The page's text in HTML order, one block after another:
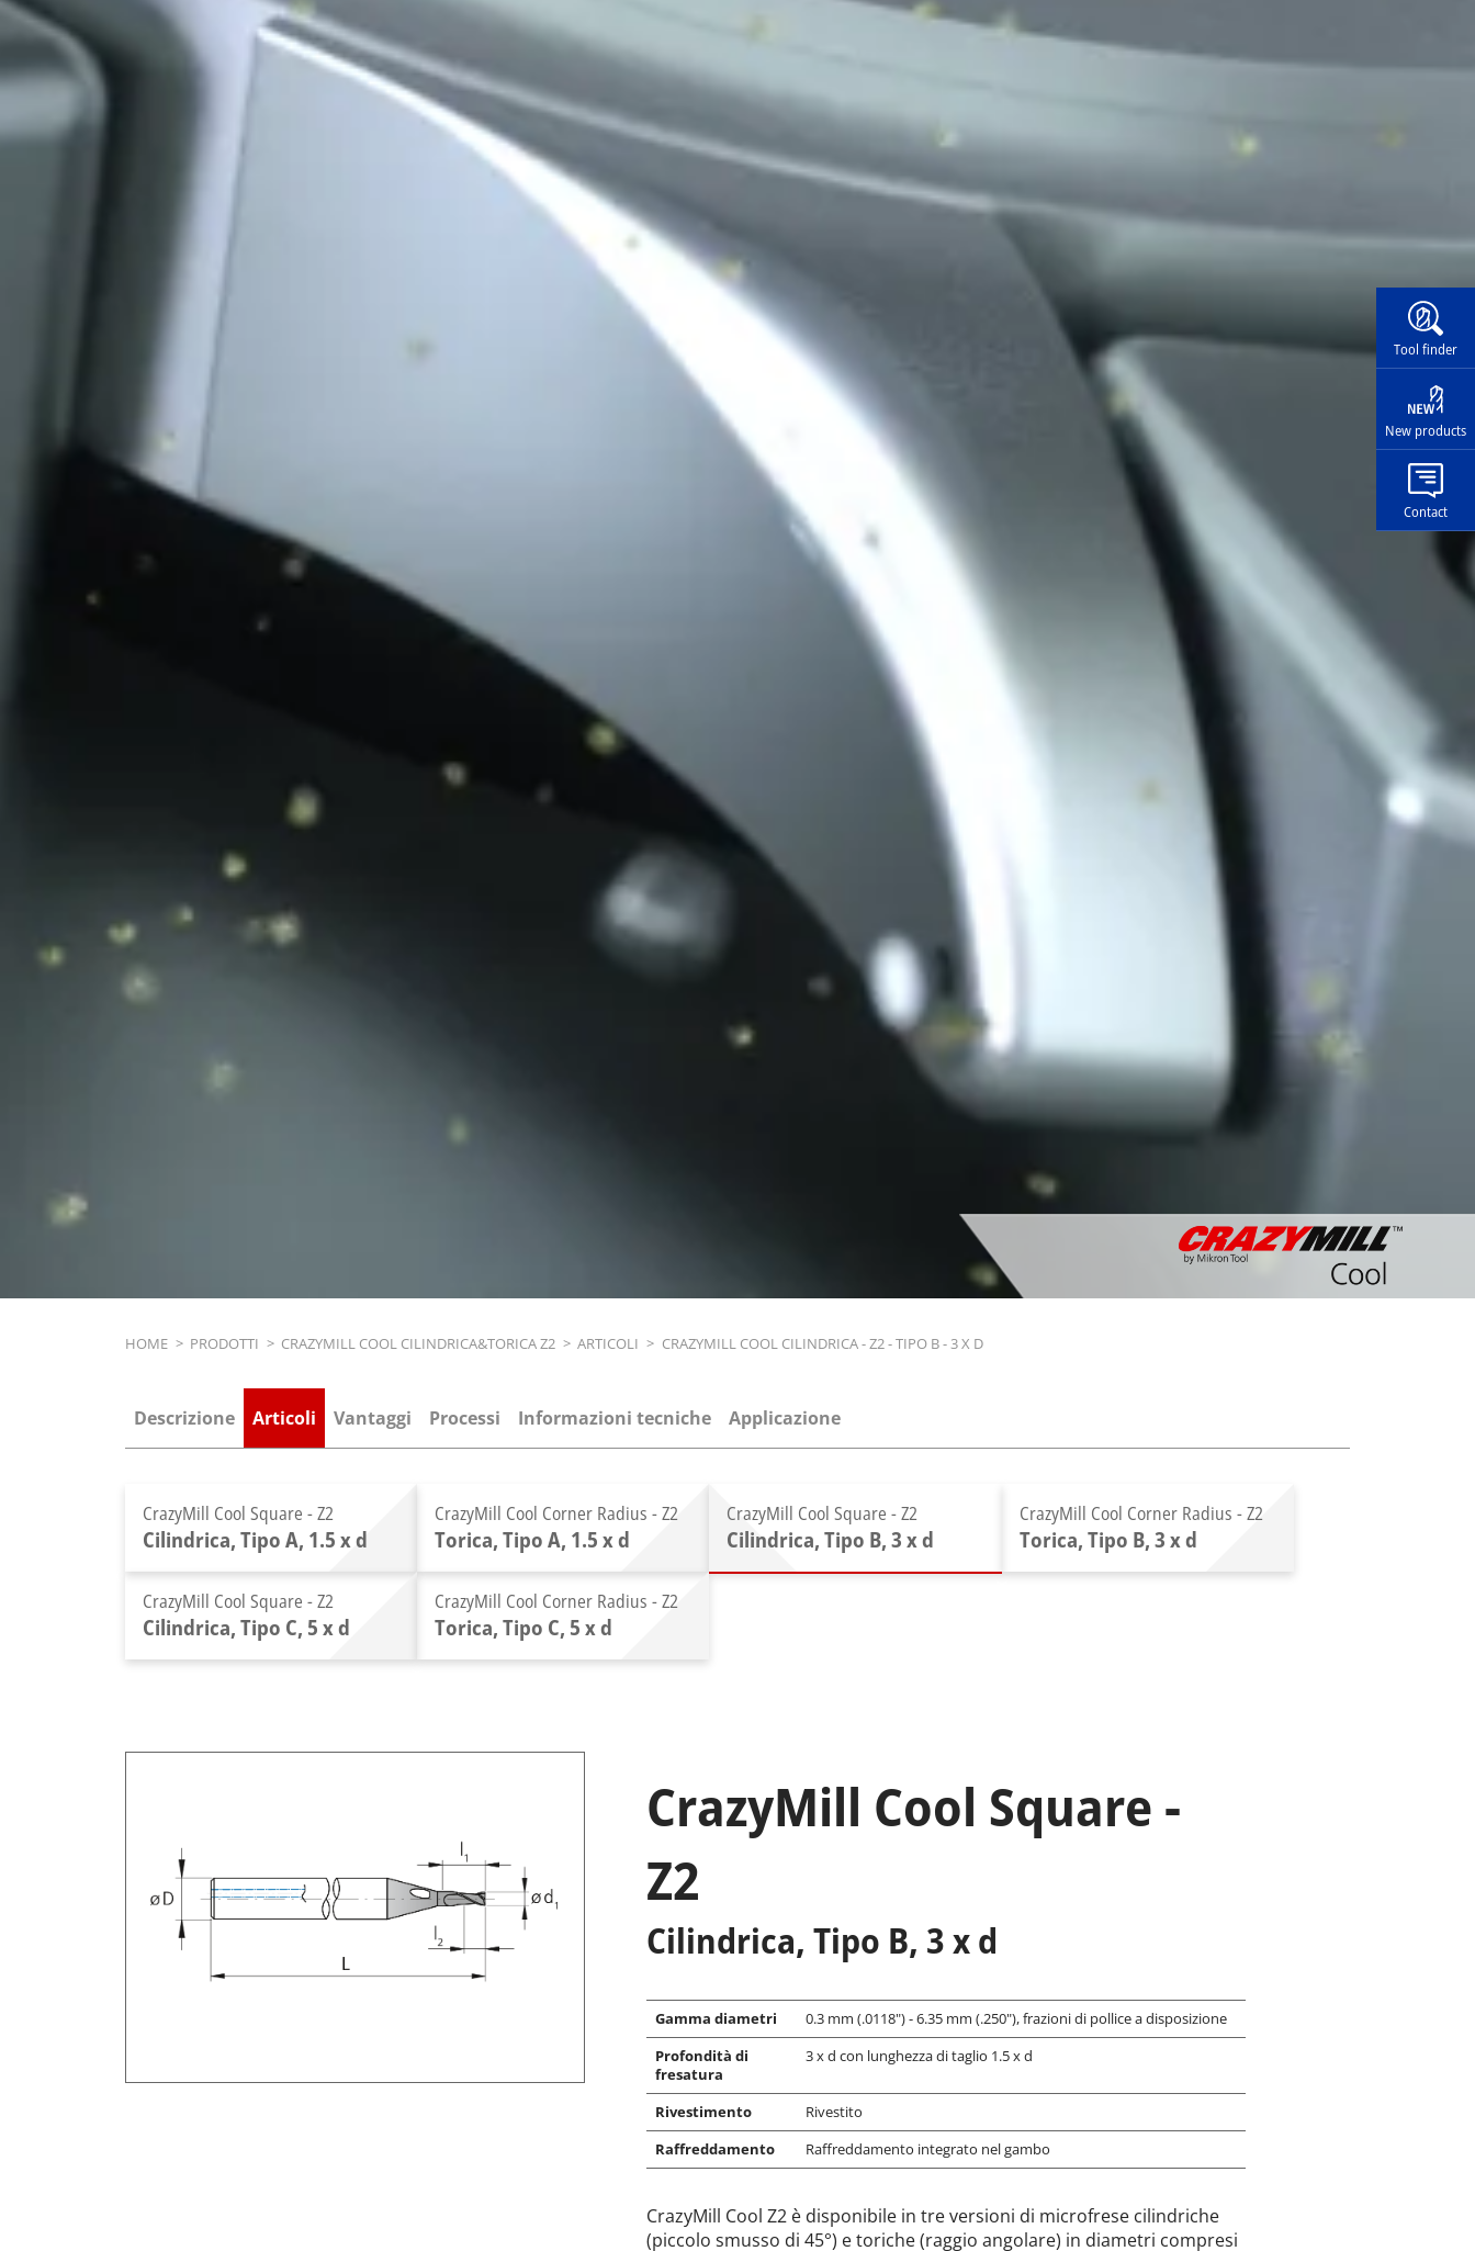
Tool finder
New products
Contact
Breadcrumb
HOME > PRODOTTI > CRAZYMILL COOL CILINDRICA&TORICA Z2 > ARTICOLI > CRAZYMILL COOL CILINDRICA - Z2 - TIPO B - 3 X D
Descrizione Articoli Vantaggi Processi Informazioni tecniche Applicazione
CrazyMill Cool Square - Z2
Cilindrica, Tipo A, 1.5 x d
CrazyMill Cool Corner Radius - Z2
Torica, Tipo A, 1.5 x d
CrazyMill Cool Square - Z2
Cilindrica, Tipo B, 3 x d
CrazyMill Cool Corner Radius - Z2
Torica, Tipo B, 3 x d
CrazyMill Cool Square - Z2
Cilindrica, Tipo C, 5 x d
CrazyMill Cool Corner Radius - Z2
Torica, Tipo C, 5 x d
CrazyMill Cool Square -
Z2
Cilindrica, Tipo B, 3 x d
Gamma diametri
0.3 mm (.0118") - 6.35 mm (.250"), frazioni di pollice a disposizione
Profondità di
fresatura
3 x d con lunghezza di taglio 1.5 x d
Rivestimento
Rivestito
Raffreddamento
Raffreddamento integrato nel gambo
CrazyMill Cool Z2 è disponibile in tre versioni di microfrese cilindriche
(piccolo smusso di 45°) e toriche (raggio angolare) in diametri compresi